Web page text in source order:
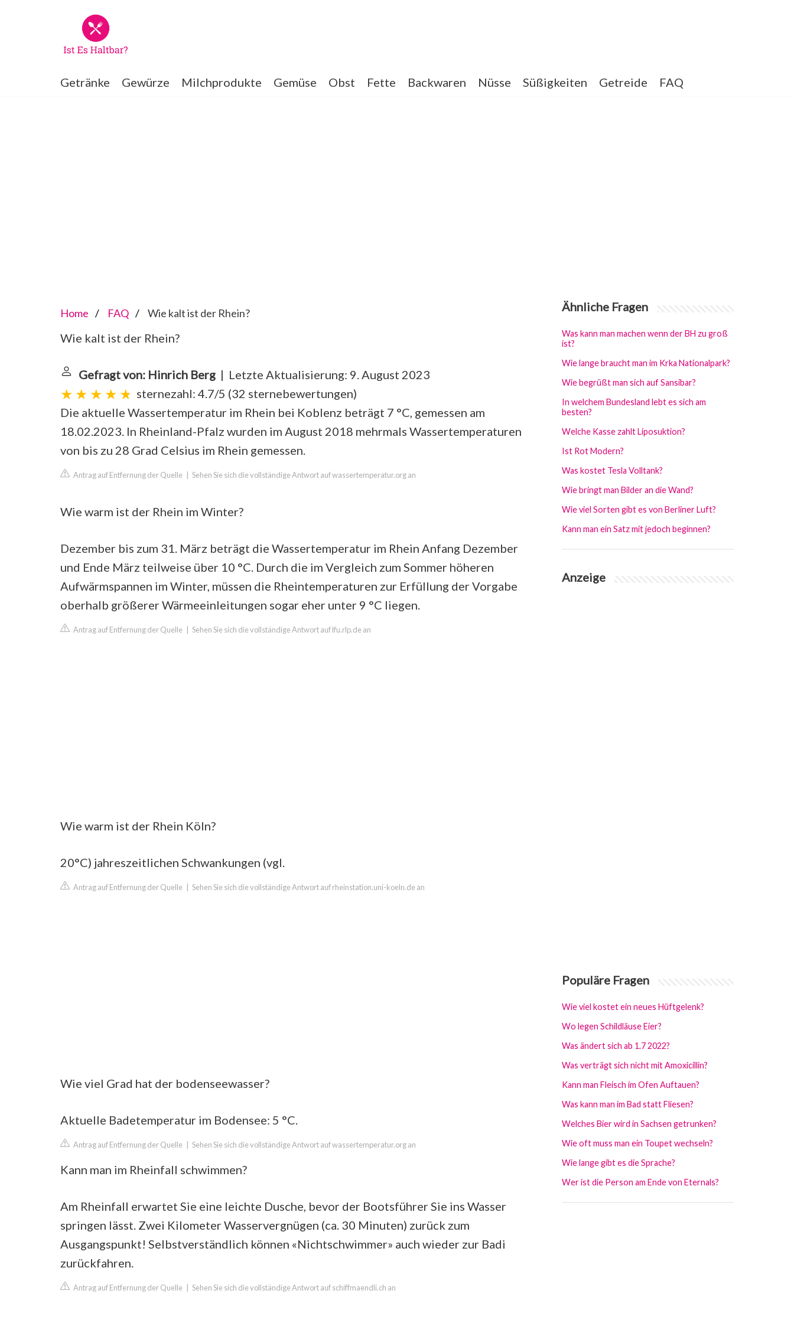
Getränke Gewürze Milchprodukte Gemüse Obst Fette Backwaren Nüsse Süßigkeiten Getreide FAQ
Home FAQ Wie kalt ist der Rhein?
Wie kalt ist der Rhein?
Gefragt von: Hinrich Berg | Letzte Aktualisierung: 9. August 2023
sternezahl: 4.7/5 (32 sternebewertungen)
Die aktuelle Wassertemperatur im Rhein bei Koblenz beträgt 7 °C, gemessen am
18.02.2023. In Rheinland-Pfalz wurden im August 2018 mehrmals Wassertemperaturen
von bis zu 28 Grad Celsius im Rhein gemessen.
Antrag auf Entfernung der Quelle Sehen Sie sich die vollständige Antwort auf wassertemperatur.org an
Wie warm ist der Rhein im Winter?
Dezember bis zum 31. März beträgt die Wassertemperatur im Rhein Anfang Dezember
und Ende März teilweise über 10 °C. Durch die im Vergleich zum Sommer höheren
Aufwärmspannen im Winter, müssen die Rheintemperaturen zur Erfüllung der Vorgabe
oberhalb größerer Wärmeeinleitungen sogar eher unter 9 °C liegen.
Antrag auf Entfernung der Quelle Sehen Sie sich die vollständige Antwort auf lfu.rlp.de an
Wie warm ist der Rhein Köln?
20°C) jahreszeitlichen Schwankungen (vgl.
Antrag auf Entfernung der Quelle Sehen Sie sich die vollständige Antwort auf rheinstation.uni-koeln.de an
Wie viel Grad hat der bodenseewasser?
Aktuelle Badetemperatur im Bodensee: 5 °C.
Antrag auf Entfernung der Quelle Sehen Sie sich die vollständige Antwort auf wassertemperatur.org an
Kann man im Rheinfall schwimmen?
Am Rheinfall erwartet Sie eine leichte Dusche, bevor der Bootsführer Sie ins Wasser
springen lässt. Zwei Kilometer Wasservergnügen (ca. 30 Minuten) zurück zum
Ausgangspunkt! Selbstverständlich können «Nichtschwimmer» auch wieder zur Badi
zurückfahren.
Antrag auf Entfernung der Quelle Sehen Sie sich die vollständige Antwort auf schiffmaendli.ch an
Ähnliche Fragen
Was kann man machen wenn der BH zu groß
ist?
Wie lange braucht man im Krka Nationalpark?
Wie begrüßt man sich auf Sansibar?
In welchem Bundesland lebt es sich am
besten?
Welche Kasse zahlt Liposuktion?
Ist Rot Modern?
Was kostet Tesla Volltank?
Wie bringt man Bilder an die Wand?
Wie viel Sorten gibt es von Berliner Luft?
Kann man ein Satz mit jedoch beginnen?
Anzeige
Populäre Fragen
Wie viel kostet ein neues Hüftgelenk?
Wo legen Schildläuse Eier?
Was ändert sich ab 1.7 2022?
Was verträgt sich nicht mit Amoxicillin?
Kann man Fleisch im Ofen Auftauen?
Was kann man im Bad statt Fliesen?
Welches Bier wird in Sachsen getrunken?
Wie oft muss man ein Toupet wechseln?
Wie lange gibt es die Sprache?
Wer ist die Person am Ende von Eternals?